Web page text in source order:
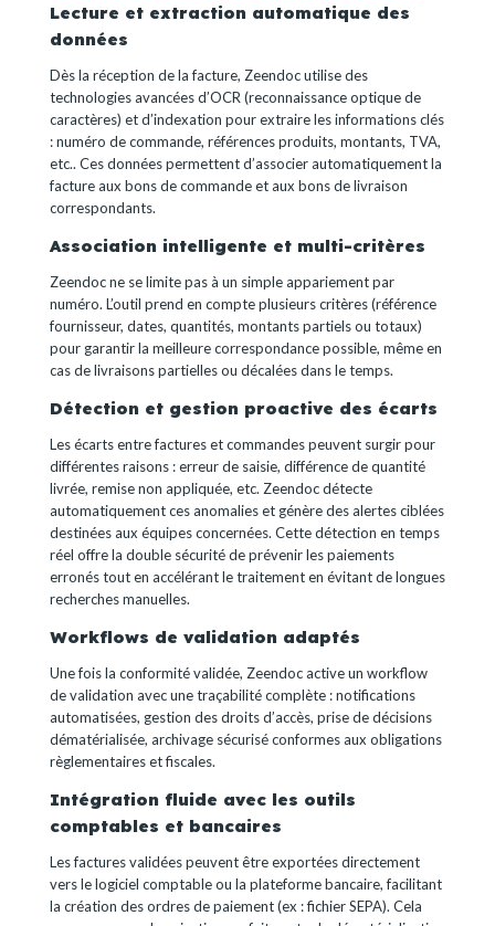
Lecture et extraction automatique des
données
Dès la réception de la facture, Zeendoc utilise des
technologies avancées d’OCR (reconnaissance optique de
caractères) et d’indexation pour extraire les informations clés
: numéro de commande, références produits, montants, TVA,
etc.. Ces données permettent d’associer automatiquement la
facture aux bons de commande et aux bons de livraison
correspondants.
Association intelligente et multi-critères
Zeendoc ne se limite pas à un simple appariement par
numéro. L’outil prend en compte plusieurs critères (référence
fournisseur, dates, quantités, montants partiels ou totaux)
pour garantir la meilleure correspondance possible, même en
cas de livraisons partielles ou décalées dans le temps.
Détection et gestion proactive des écarts
Les écarts entre factures et commandes peuvent surgir pour
différentes raisons : erreur de saisie, différence de quantité
livrée, remise non appliquée, etc. Zeendoc détecte
automatiquement ces anomalies et génère des alertes ciblées
destinées aux équipes concernées. Cette détection en temps
réel offre la double sécurité de prévenir les paiements
erronés tout en accélérant le traitement en évitant de longues
recherches manuelles.
Workflows de validation adaptés
Une fois la conformité validée, Zeendoc active un workflow
de validation avec une traçabilité complète : notifications
automatisées, gestion des droits d’accès, prise de décisions
dématérialisée, archivage sécurisé conformes aux obligations
règlementaires et fiscales.
Intégration fluide avec les outils
comptables et bancaires
Les factures validées peuvent être exportées directement
vers le logiciel comptable ou la plateforme bancaire, facilitant
la création des ordres de paiement (ex : fichier SEPA). Cela